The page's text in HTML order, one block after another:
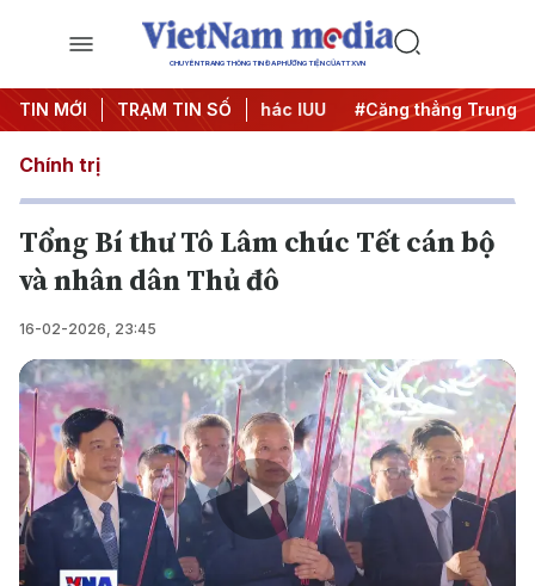
CHUYÊN TRANG THÔNG TIN ĐA PHƯƠNG TIỆN CỦA TTXVN
TIN MỚI TRẠM TIN SỐ
đêm #Chống khai thác IUU #Căng thẳng Trung Đông
Chính trị
Tổng Bí thư Tô Lâm chúc Tết cán bộ
và nhân dân Thủ đô
16-02-2026, 23:45
Play